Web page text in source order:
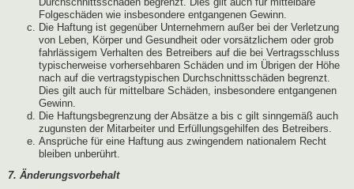
Folgeschäden wie insbesondere entgangenen Gewinn.
Die Haftung ist gegenüber Unternehmern außer bei der Verletzung
von Leben, Körper und Gesundheit oder vorsätzlichem oder grob
fahrlässigem Verhalten des Betreibers auf die bei Vertragsschluss
typischerweise vorhersehbaren Schäden und im Übrigen der Höhe
nach auf die vertragstypischen Durchschnittsschäden begrenzt.
Dies gilt auch für mittelbare Schäden, insbesondere entgangenen
Gewinn.
Die Haftungsbegrenzung der Absätze a bis c gilt sinngemäß auch
zugunsten der Mitarbeiter und Erfüllungsgehilfen des Betreibers.
Ansprüche für eine Haftung aus zwingendem nationalem Recht
bleiben unberührt.
7. Änderungsvorbehalt